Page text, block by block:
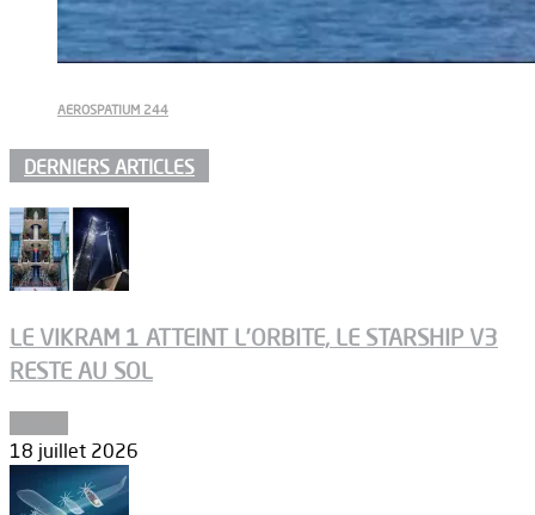
AEROSPATIUM 244
DERNIERS ARTICLES
LE VIKRAM 1 ATTEINT L’ORBITE, LE STARSHIP V3
RESTE AU SOL
18 juillet 2026